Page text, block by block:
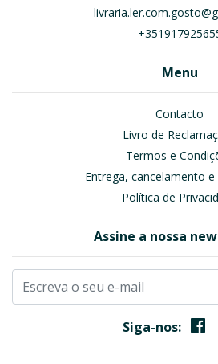
Menu
Contacto
Livro de
Termos e
Entrega, cancelamento
Política de
Assine a nossa
Siga-nos: